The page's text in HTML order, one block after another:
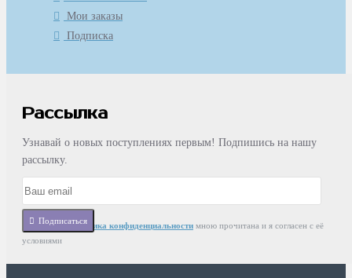
Мои заказы
Подписка
Рассылка
Узнавай о новых поступлениях первым! Подпишись на нашу
рассылку.
Подписаться
СтатьяПолитика конфиденциальности мною прочитана и я согласен с её
условиями